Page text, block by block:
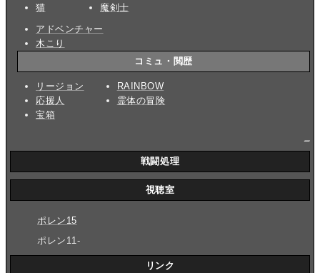
猫
魔剣士
アドベンチャー
木こり
コミュ・閲歴
リージョン
応援人
宝箱
RAINBOW
霊体の冒険
戦闘処理
視聴室
ポレン15
ポレン11-
リンク